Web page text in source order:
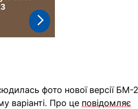
фото нової версії БМ-
варіанті. Про це повідомляє